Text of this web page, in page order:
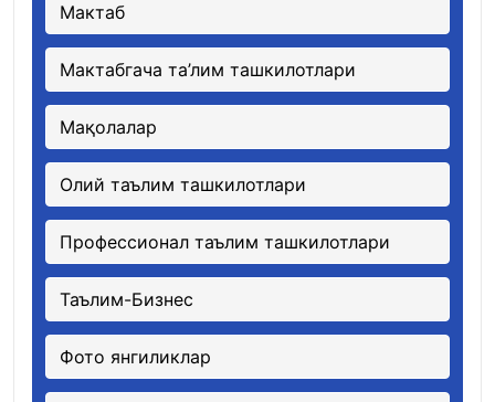
Мактаб
Мактабгача та’лим ташкилотлари
Мақолалар
Олий таълим ташкилотлари
Профессионал таълим ташкилотлари
Таълим-Бизнес
Фото янгиликлар